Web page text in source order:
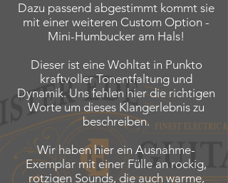
Dazu passend abgestimmt kommt sie
mit einer weiteren Custom Option -
Mini-Humbucker am Hals!
Dieser ist eine Wohltat in Punkto
kraftvoller Tonentfaltung und
Dynamik. Uns fehlen hier die richtigen
Worte um dieses Klangerlebnis zu
beschreiben.
Wir haben hier ein Ausnahme-
Exemplar mit einer Fülle an rockig,
rotzigen Sounds, die auch warme,